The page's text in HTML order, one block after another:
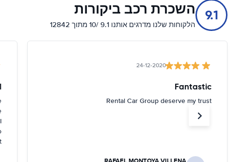
9.1 השכרת רכב ביקורות
הלקוחות שלנו מדרגים אותנו 9.1 /10 מתוך 12842
24-12-2020
Fantastic
Rental Car Group deserve my trust